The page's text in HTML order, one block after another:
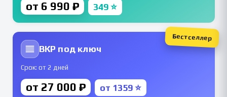
от 6 990 ₽ 349 ⭐
ВКР под ключ
Срок: от 2 дней
от 27 000 ₽ от 1359 ⭐
Бестселлер